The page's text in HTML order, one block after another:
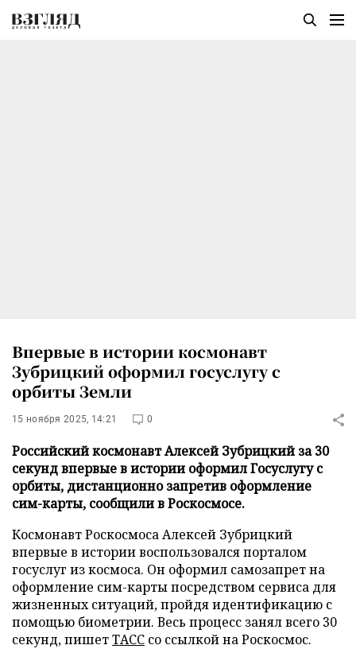
Впервые в истории космонавт
Зубрицкий оформил госуслугу с
орбиты Земли
15 ноября 2025, 14:21 0
Российский космонавт Алексей Зубрицкий за 30
секунд впервые в истории оформил Госуслугу с
орбиты, дистанционно запретив оформление
сим-карты, сообщили в Роскосмосе.
Космонавт Роскосмоса Алексей Зубрицкий
впервые в истории воспользовался порталом
госуслуг из космоса. Он оформил самозапрет на
оформление сим-карты посредством сервиса для
жизненных ситуаций, пройдя идентификацию с
помощью биометрии. Весь процесс занял всего 30
секунд, пишетТАСС со ссылкой на Роскосмос.